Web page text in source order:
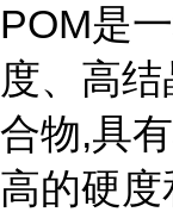
POM是
度、高
合物,具
高的硬